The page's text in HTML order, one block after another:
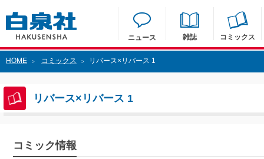
ニュース 雑誌 コミックス
HOME > コミックス > リバース×リバース 1
リバース×リバース 1
コミック情報